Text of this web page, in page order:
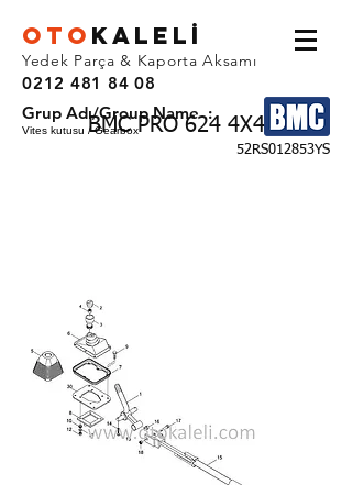
OTO KALEL İ
Yedek Parça & Kaporta Aksamı
0212 481 84 08
BMC PRO 624 4X4
Grup Adı/Group Name :
Vites kutusu / Gearbox
52RS012853YS